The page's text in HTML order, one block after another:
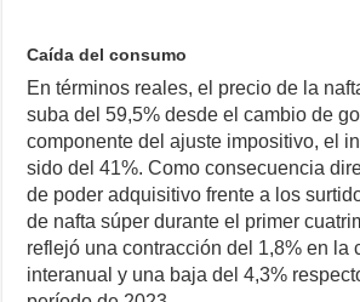
Caída del consumo
En términos reales, el precio de la
suba del 59,5% desde el cambio de
componente del ajuste impositivo, el
sido del 41%. Como consecuencia
de poder adquisitivo frente a los
de nafta súper durante el primer
reflejó una contracción del 1,8% en la
interanual y una baja del 4,3%